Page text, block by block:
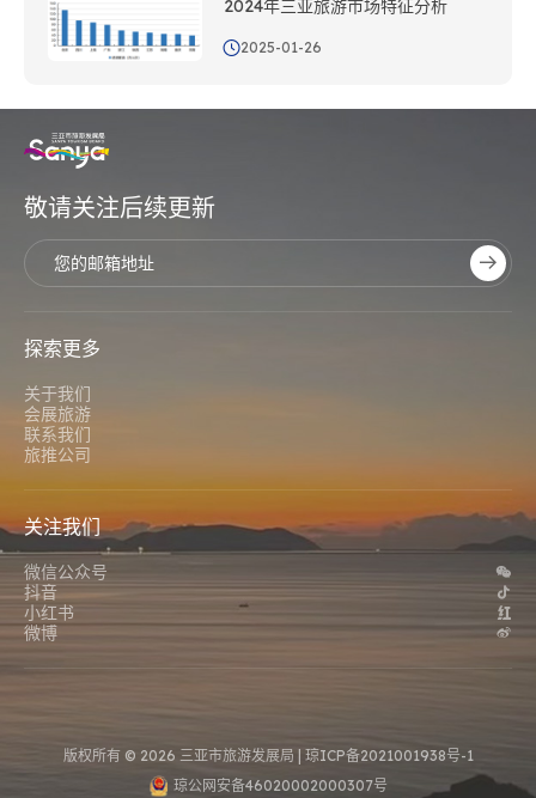
2024年三亚旅游市场特征分析
2025-01-26
敬请关注后续更新
探索更多
关于我们
会展旅游
联系我们
旅推公司
关注我们
微信公众号
抖音
小红书
微博
版权所有 © 2026 三亚市旅游发展局 | 琼ICP备2021001938号-1
琼公网安备46020002000307号